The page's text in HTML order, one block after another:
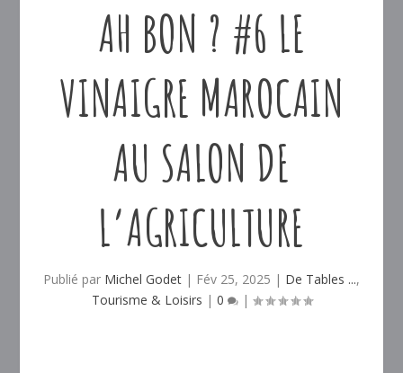
AH BON ? #6 LE
VINAIGRE MAROCAIN
AU SALON DE
L’AGRICULTURE
Publié par Michel Godet | Fév 25, 2025 | De Tables ...,
Tourisme & Loisirs | 0 |